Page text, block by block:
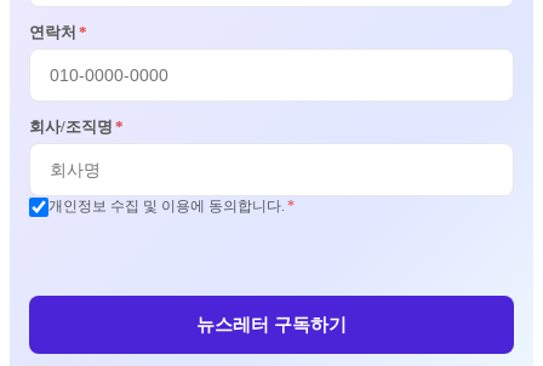
연락처 *
회사/조직명 *
개인정보 수집 및 이용에 동의합니다. *
뉴스레터 구독하기